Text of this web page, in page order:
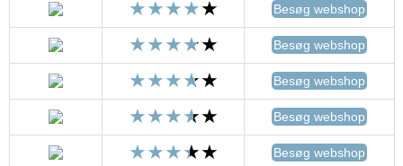
Besøg webshop
Besøg webshop
Besøg webshop
Besøg webshop
Besøg webshop